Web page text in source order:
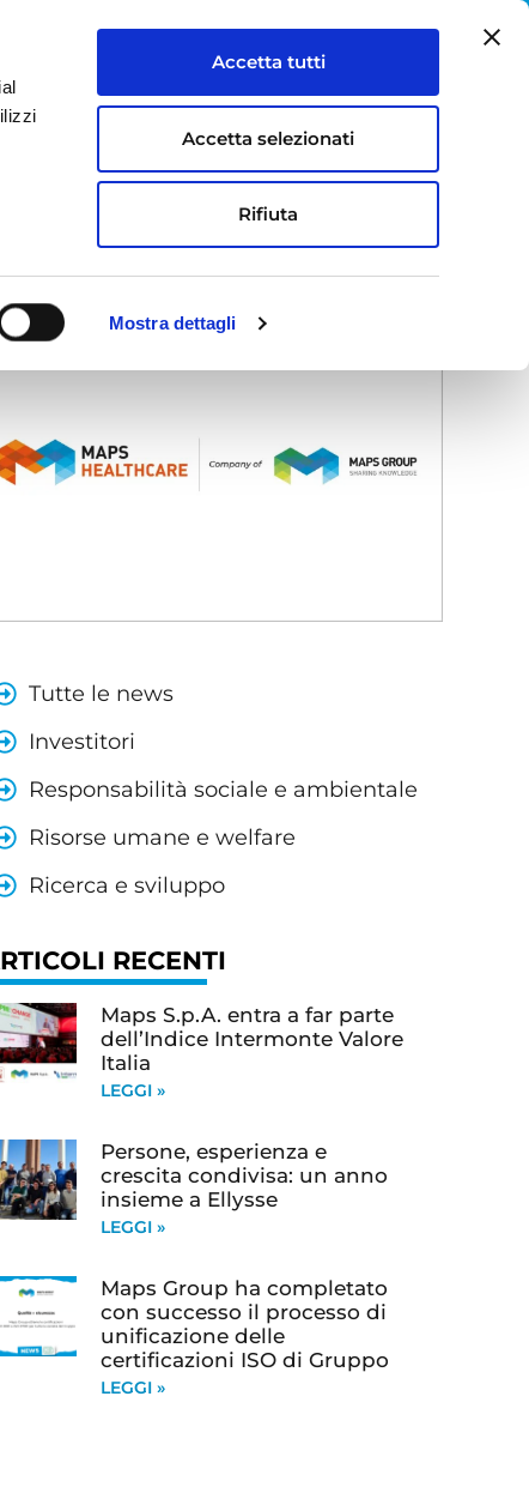
Mostra dettagli
Accetta tutti
Accetta selezionati
Rifiuta
IT EN
LAVORA CON NOI CONTATTI
Tutte le news
Investitori
Responsabilità sociale e ambientale
Risorse umane e welfare
Ricerca e sviluppo
RECENTI
Maps S.p.A. entra a far parte
dell’Indice Intermonte Valore
Italia
LEGGI »
Persone, esperienza e
crescita condivisa: un anno
insieme a Ellysse
LEGGI »
Maps Group ha completato
con successo il processo di
unificazione delle
certificazioni ISO di Gruppo
LEGGI »